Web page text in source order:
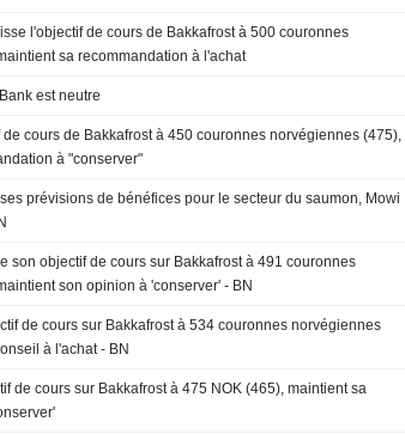
l'objectif de cours de Bakkafrost à 500 couronnes
sa recommandation à l'achat
: SEB Bank est neutre
cours de Bakkafrost à 450 couronnes norvégiennes (475),
à "conserver"
prévisions de bénéfices pour le secteur du saumon, Mowi
son objectif de cours sur Bakkafrost à 491 couronnes
son opinion à 'conserver' - BN
de cours sur Bakkafrost à 534 couronnes norvégiennes
à l'achat - BN
de cours sur Bakkafrost à 475 NOK (465), maintient sa